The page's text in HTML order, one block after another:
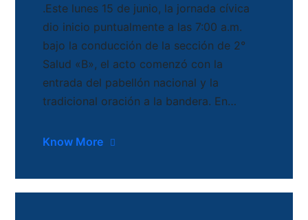
.Este lunes 15 de junio, la jornada cívica
dio inicio puntualmente a las 7:00 a.m.
bajo la conducción de la sección de 2°
Salud «B», el acto comenzó con la
entrada del pabellón nacional y la
tradicional oración a la bandera. En…
Know More